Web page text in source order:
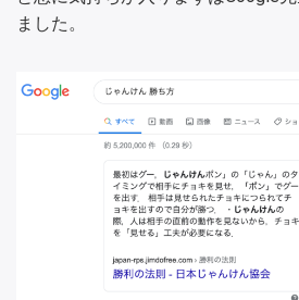
ました。